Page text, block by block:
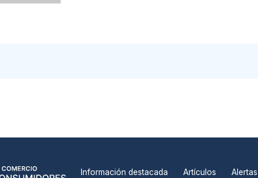
Información destacada Artículos